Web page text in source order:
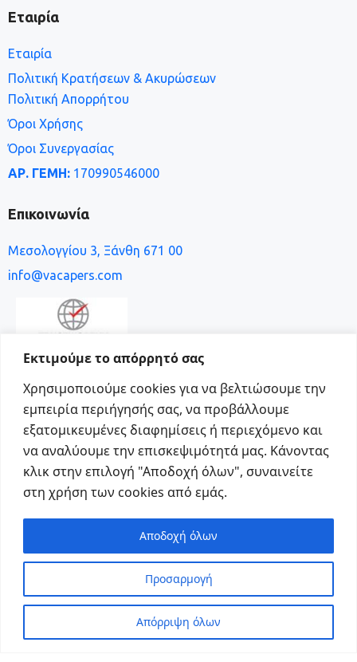
Εκτιμούμε το απόρρητό σας
Χρησιμοποιούμε cookies για να βελτιώσουμε την
εμπειρία περιήγησής σας, να προβάλλουμε
εξατομικευμένες διαφημίσεις ή περιεχόμενο και
να αναλύουμε την επισκεψιμότητά μας. Κάνοντας
κλικ στην επιλογή "Αποδοχή όλων", συναινείτε
στη χρήση των cookies από εμάς.
Προσαρμογή
Απόρριψη όλων
Αποδοχή όλων
Εταιρία
Εταιρία
Πολιτική Κρατήσεων & Ακυρώσεων
Πολιτική Απορρήτου
Όροι Χρήσης
Όροι Συνεργασίας
ΑΡ. ΓΕΜΗ: 170990546000
Επικοινωνία
Μεσολογγίου 3, Ξάνθη 671 00
info@vacapers.com
Social